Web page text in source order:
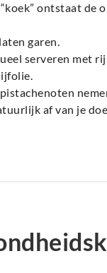
ontstaat de
garen.
serveren met
af van je